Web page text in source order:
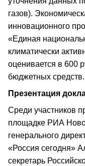
газов).
инновационного
«Единая
климатически
оценивается в 600
бюджетных средств.
Презентация
Среди участников
площадке РИА
генерального
«Россия сегодня»
секретарь